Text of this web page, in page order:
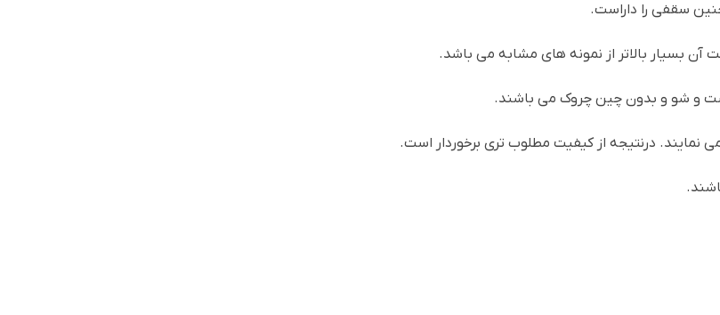
سقفی را داراست.
و شو و بدون چین چروک می باشند.
درنتیجه از کیفیت مطلوب تری برخوردار است.